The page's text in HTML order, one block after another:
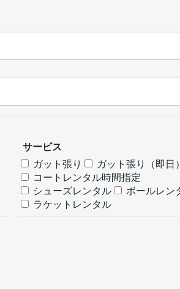
サービス
ガット張り
ガット張り（即日）
コートレンタル時間指定
シューズレンタル
ボールレン
ラケットレンタル